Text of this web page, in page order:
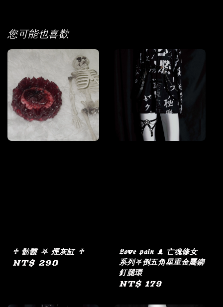
您可能也喜歡
♰ 骷髏 ⛧ 煙灰缸 ♰
Regular
NT$ 290
𝕷𝖔v𝖊 𝖕𝖆𝖎𝖓 ♝ 亡魂修女
系列⛧倒五角星重金屬鉚
釘腿環
Regular
NT$ 179